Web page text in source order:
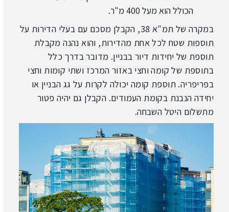
הכולל הוא מעל 400 מ"ר.
במקרה של תמ"א 38, הקבלן מסכם עם בעלי הדירות על
תוספות שטח לכל אחת מהדירות, והוא נהנה מקבלת
תוספת של יחידות דיור בבניין. מדובר בדרך כלל
בתוספת של קומה וחצי באזור המרכז ושתי קומות וחצי
בפריפריה. תוספת קומה יכולה לקרות על גג הבניין או
יחידה הנבנת בקומת העמודים. הקבלן גם יהיה פטור
מתשלום היטל השבחה.